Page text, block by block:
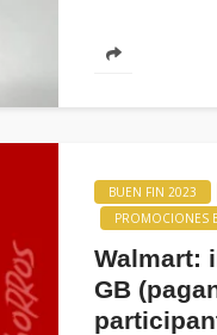
BUEN FIN 2023
PROMOCIONES
Walmart:
GB